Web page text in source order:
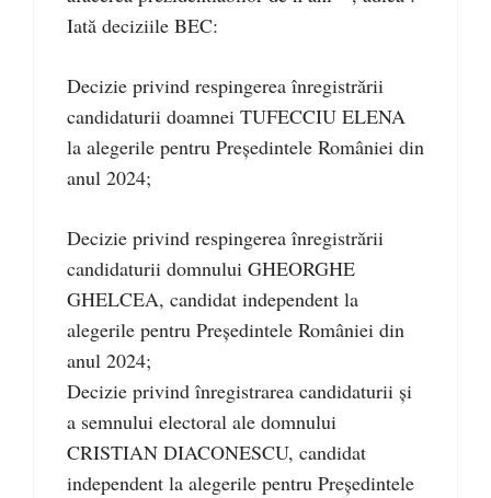
Iată deciziile BEC:
Decizie privind respingerea înregistrării
candidaturii doamnei TUFECCIU ELENA
la alegerile pentru Președintele României din
anul 2024;
Decizie privind respingerea înregistrării
candidaturii domnului GHEORGHE
GHELCEA, candidat independent la
alegerile pentru Președintele României din
anul 2024;
Decizie privind înregistrarea candidaturii și
a semnului electoral ale domnului
CRISTIAN DIACONESCU, candidat
independent la alegerile pentru Președintele